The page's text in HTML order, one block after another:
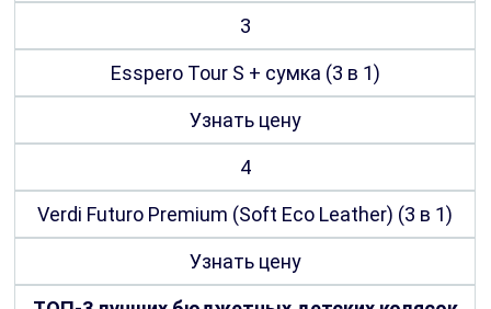
3
Esspero Tour S + сумка (3 в 1)
Узнать цену
4
Verdi Futuro Premium (Soft Eco Leather) (3 в 1)
Узнать цену